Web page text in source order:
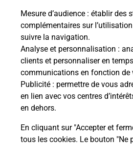
Mesure d’audience : établir des
complémentaires sur
suivre la navigation.
Analyse et personnalisation :
clients et personnaliser en
communications en fonction de
Publicité : permettre de vous
en lien avec vos centres
en dehors.
En cliquant sur "Accepter et
tous les cookies. Le bouton "Ne
Boîte aux lettres La
Prochaine collecte du
1 Place Frere Joseph
70200 Lomont
Le lien s'ouvre dans un nouvel onglet